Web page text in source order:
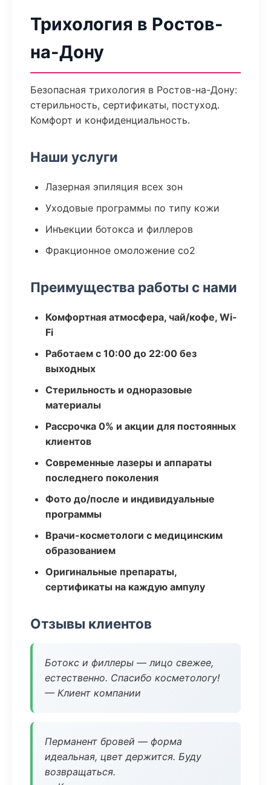
Трихология в Ростов-
на-Дону
Безопасная трихология в Ростов-на-Дону:
стерильность, сертификаты, постуход.
Комфорт и конфиденциальность.
Наши услуги
Лазерная эпиляция всех зон
Уходовые программы по типу кожи
Инъекции ботокса и филлеров
Фракционное омоложение co2
Преимущества работы с нами
Комфортная атмосфера, чай/кофе, Wi-
Fi
Работаем с 10:00 до 22:00 без
выходных
Стерильность и одноразовые
материалы
Рассрочка 0% и акции для постоянных
клиентов
Современные лазеры и аппараты
последнего поколения
Фото до/после и индивидуальные
программы
Врачи-косметологи с медицинским
образованием
Оригинальные препараты,
сертификаты на каждую ампулу
Отзывы клиентов
Ботокс и филлеры — лицо свежее,
естественно. Спасибо косметологу!
— Клиент компании
Перманент бровей — форма
идеальная, цвет держится. Буду
возвращаться.